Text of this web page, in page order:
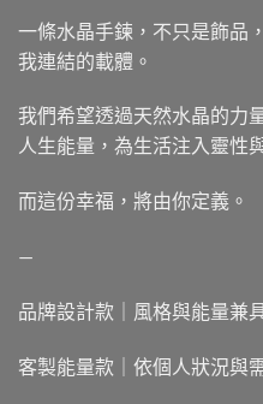
一條水晶手鍊，不只是飾品
我連結的載體。
我們希望透過天然水晶的力
人生能量，為生活注入靈性
而這份幸福，將由你定義。
—
品牌設計款｜風格與能量兼
客製能量款｜依個人狀況與